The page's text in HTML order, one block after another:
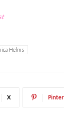
Helms
X